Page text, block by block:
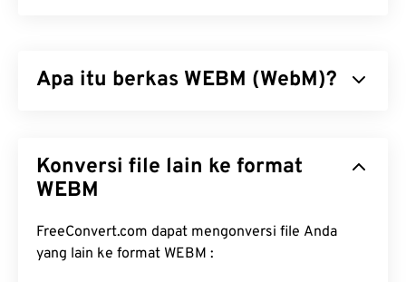
Apa itu berkas WEBM (WebM)?
ini dirancang agar kompatibel dengan HTML5.
WebM mendukung bab, teks, subtitel, tag
3D, dan pemutar perangkat keras. WEBM
mengompresi aliran video dengan codec
Konversi file lain ke format
WEBM
FreeConvert.com dapat mengonversi file Anda
yang lain ke format WEBM :